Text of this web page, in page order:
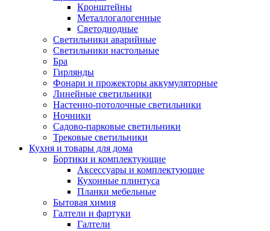
Кронштейны
Металлогалогенные
Светодиодные
Светильники аварийные
Светильники настольные
Бра
Гирлянды
Фонари и прожекторы аккумуляторные
Линейные светильники
Настенно-потолочные светильники
Ночники
Садово-парковые светильники
Трековые светильники
Кухня и товары для дома
Бортики и комплектующие
Аксессуары и комплектующие
Кухонные плинтуса
Планки мебельные
Бытовая химия
Галтели и фартуки
Галтели